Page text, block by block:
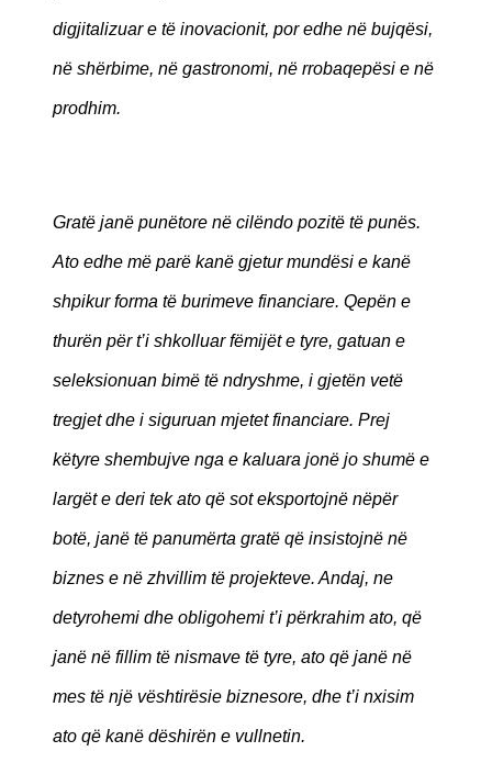
digjitalizuar e të inovacionit, por edhe në bujqësi,
në shërbime, në gastronomi, në rrobaqepësi e në
prodhim.
Gratë janë punëtore në cilëndo pozitë të punës.
Ato edhe më parë kanë gjetur mundësi e kanë
shpikur forma të burimeve financiare. Qepën e
thurën për t’i shkolluar fëmijët e tyre, gatuan e
seleksionuan bimë të ndryshme, i gjetën vetë
tregjet dhe i siguruan mjetet financiare. Prej
këtyre shembujve nga e kaluara jonë jo shumë e
largët e deri tek ato që sot eksportojnë nëpër
botë, janë të panumërta gratë që insistojnë në
biznes e në zhvillim të projekteve. Andaj, ne
detyrohemi dhe obligohemi t’i përkrahim ato, që
janë në fillim të nismave të tyre, ato që janë në
mes të një vështirësie biznesore, dhe t’i nxisim
ato që kanë dëshirën e vullnetin.